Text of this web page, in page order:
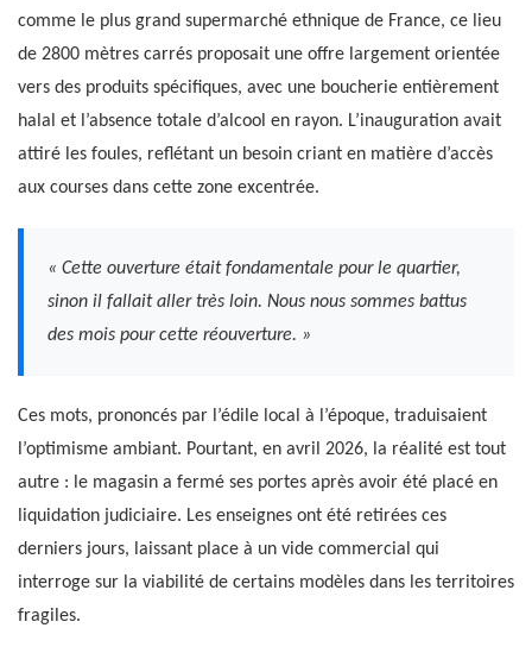
comme le plus grand supermarché ethnique de France, ce lieu
de 2800 mètres carrés proposait une offre largement orientée
vers des produits spécifiques, avec une boucherie entièrement
halal et l’absence totale d’alcool en rayon. L’inauguration avait
attiré les foules, reflétant un besoin criant en matière d’accès
aux courses dans cette zone excentrée.
« Cette ouverture était fondamentale pour le quartier,
sinon il fallait aller très loin. Nous nous sommes battus
des mois pour cette réouverture. »
Ces mots, prononcés par l’édile local à l’époque, traduisaient
l’optimisme ambiant. Pourtant, en avril 2026, la réalité est tout
autre : le magasin a fermé ses portes après avoir été placé en
liquidation judiciaire. Les enseignes ont été retirées ces
derniers jours, laissant place à un vide commercial qui
interroge sur la viabilité de certains modèles dans les territoires
fragiles.